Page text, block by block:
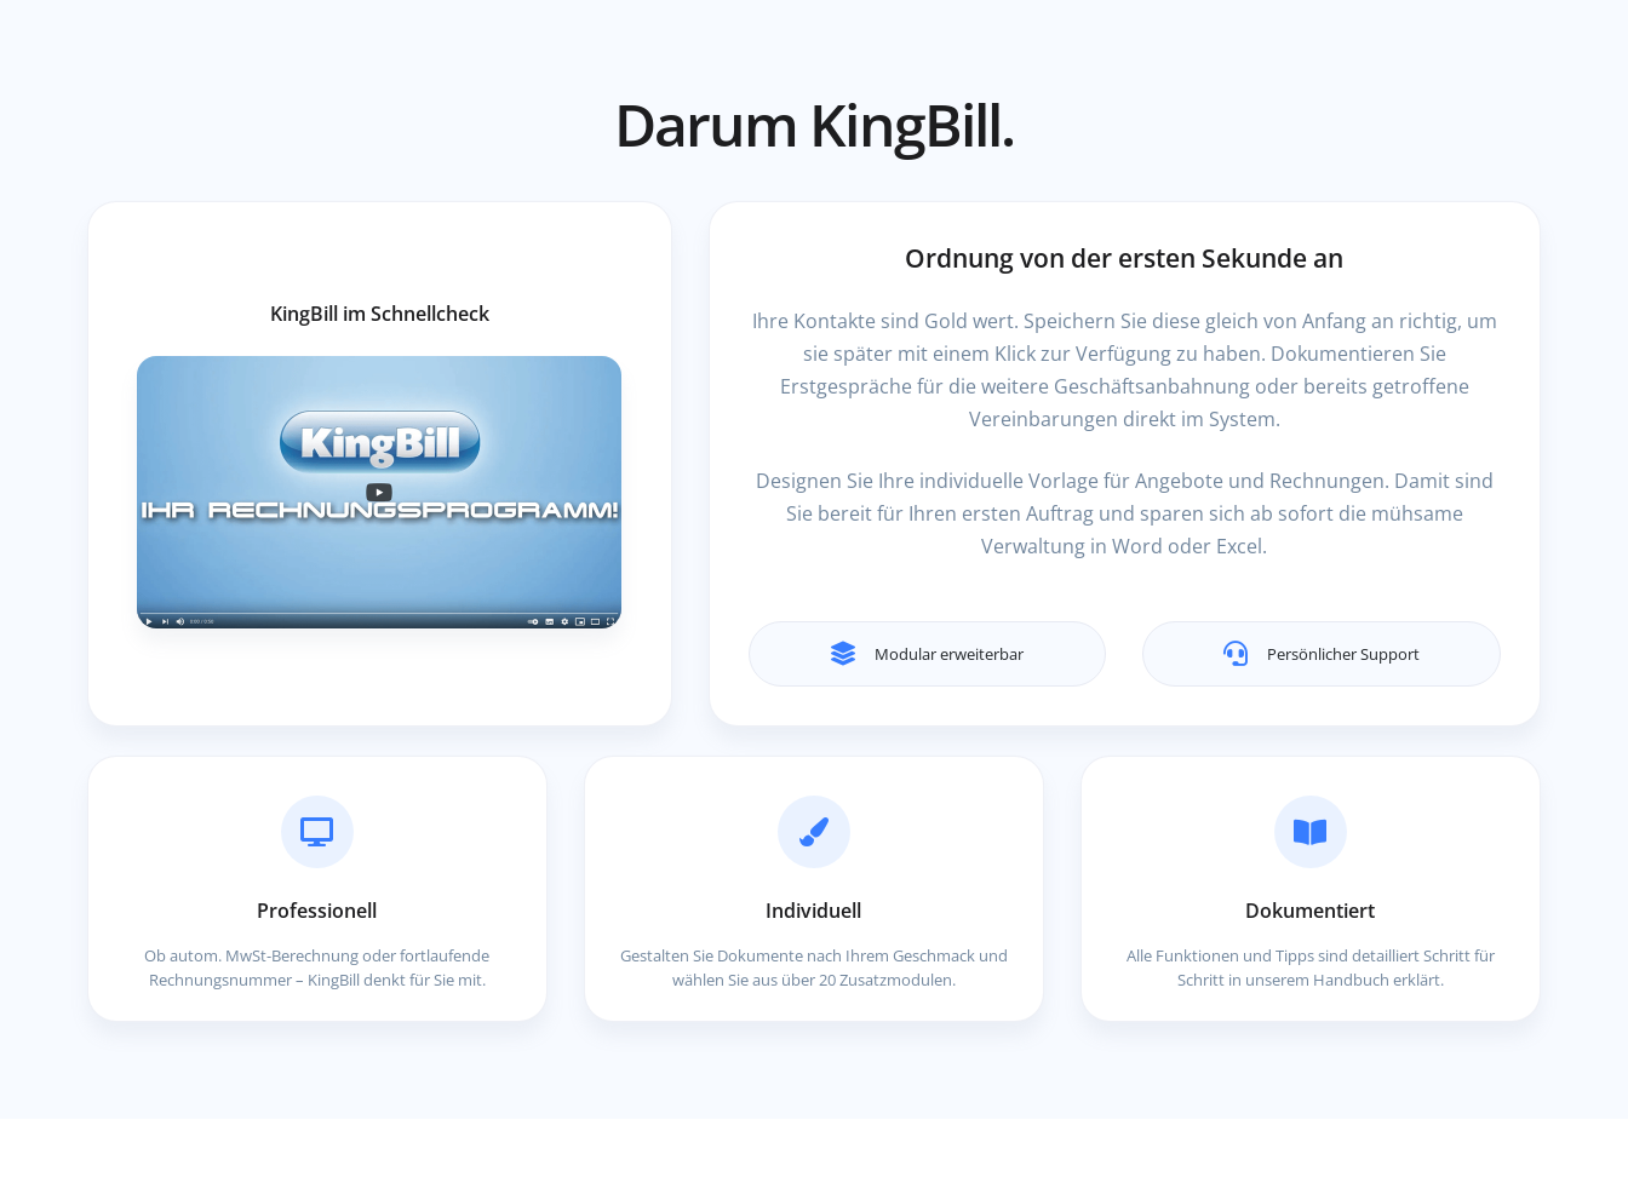
Darum KingBill.
KingBill im Schnellcheck
Ordnung von der ersten Sekunde an
Ihre Kontakte sind Gold wert. Speichern Sie diese gleich von Anfang an richtig, um
sie später mit einem Klick zur Verfügung zu haben. Dokumentieren Sie
Erstgespräche für die weitere Geschäftsanbahnung oder bereits getroffene
Vereinbarungen direkt im System.
Designen Sie Ihre individuelle Vorlage für Angebote und Rechnungen. Damit sind
Sie bereit für Ihren ersten Auftrag und sparen sich ab sofort die mühsame
Verwaltung in Word oder Excel.
Modular erweiterbar Persönlicher Support
Professionell
Ob autom. MwSt-Berechnung oder fortlaufende
Rechnungsnummer – KingBill denkt für Sie mit.
Individuell
Gestalten Sie Dokumente nach Ihrem Geschmack und
wählen Sie aus über 20 Zusatzmodulen.
Dokumentiert
Alle Funktionen und Tipps sind detailliert Schritt für
Schritt in unserem Handbuch erklärt.